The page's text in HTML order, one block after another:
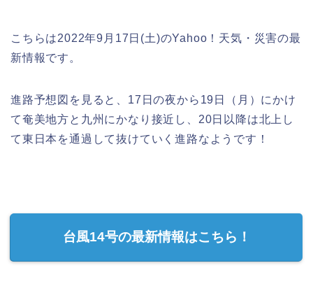
こちらは2022年9月17日(土)のYahoo！天気・災害の最
新情報です。
進路予想図を見ると、17日の夜から19日（月）にかけ
て奄美地方と九州にかなり接近し、20日以降は北上し
て東日本を通過して抜けていく進路なようです！
台風14号の最新情報はこちら！